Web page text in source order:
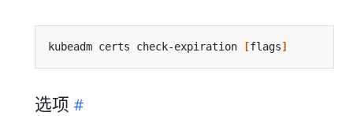
kubeadm certs check-expiration [flags]
选项